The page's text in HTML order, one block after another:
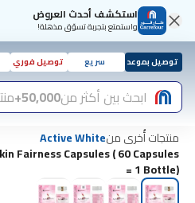
استكشف أحدث العروض
واستمتع بتجربة تسوّق مذهلة!
توصيل بموعد سريع توصيل فوري
ابحث بين أكثر من50,000+
منتجات أُخرى منActive White
Fairness Capsules ( 60 Capsules
= 1 Bottle)